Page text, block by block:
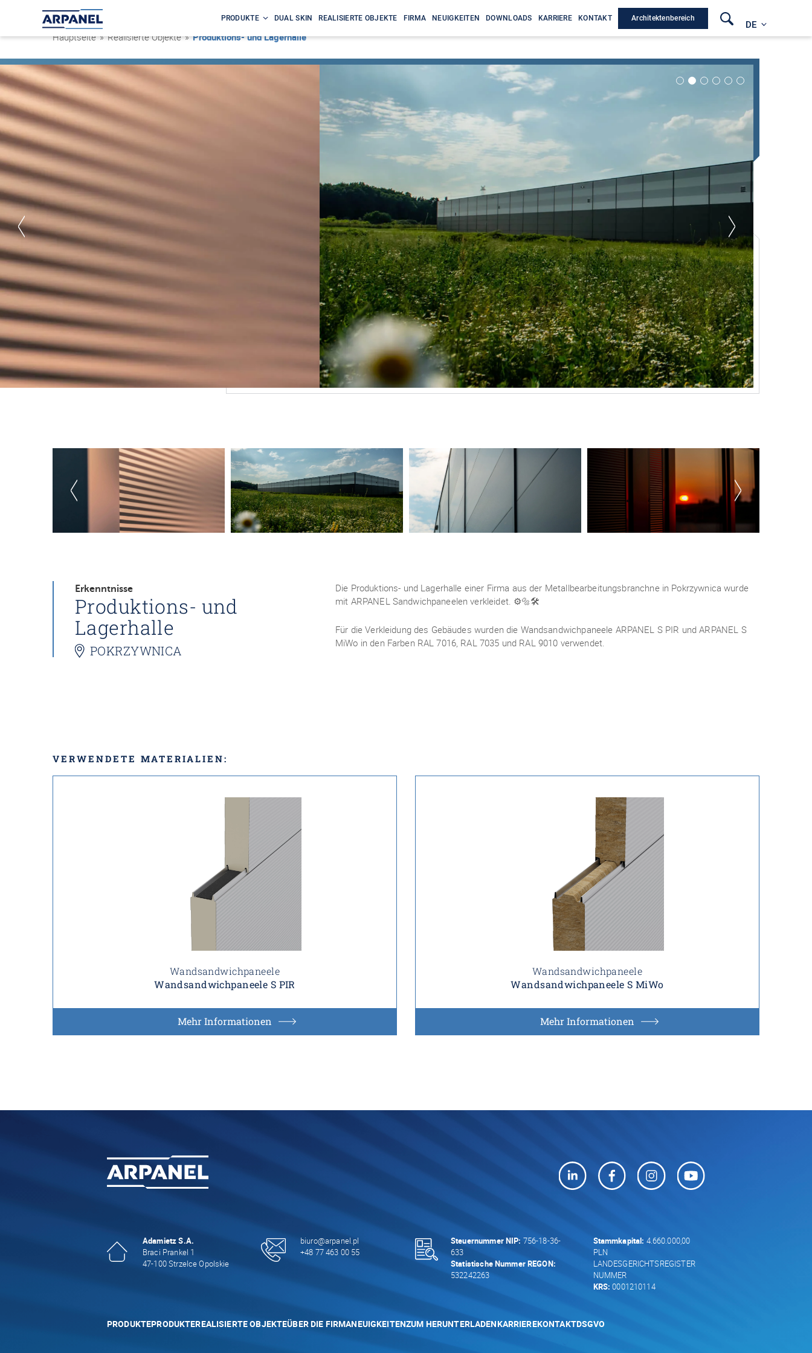
PRODUKTE DUAL SKIN REALISIERTE OBJEKTE FIRMA NEUIGKEITEN DOWNLOADS KARRIERE KONTAKT Architektenbereich
DE
Hauptseite » Realisierte Objekte »Produktions- und Lagerhalle
Erkenntnisse
Produktions- und
Lagerhalle
POKRZYWNICA
Die Produktions- und Lagerhalle einer Firma aus der Metallbearbeitungsbranchne in Pokrzywnica wurde
mit ARPANEL Sandwichpaneelen verkleidet. ⚙️🔩🛠
Für die Verkleidung des Gebäudes wurden die Wandsandwichpaneele ARPANEL S PIR und ARPANEL S
MiWo in den Farben RAL 7016, RAL 7035 und RAL 9010 verwendet.
VERWENDETE MATERIALIEN:
Wandsandwichpaneele
Wandsandwichpaneele S PIR
Mehr Informationen
Wandsandwichpaneele
Wandsandwichpaneele S MiWo
Mehr Informationen
Adamietz S.A.
Braci Prankel 1
47-100 Strzelce Opolskie
biuro@arpanel.pl
+48 77 463 00 55
Steuernummer NIP: 756-18-36-
633
Statistische Nummer REGON:
532242263
Stammkapital: 4.660.000,00
PLN
LANDESGERICHTSREGISTER
NUMMER
KRS: 0001210114
PRODUKTEPRODUKTEREALISIERTE OBJEKTEÜBER DIE FIRMANEUIGKEITENZUM HERUNTERLADENKARRIEREKONTAKTDSGVO